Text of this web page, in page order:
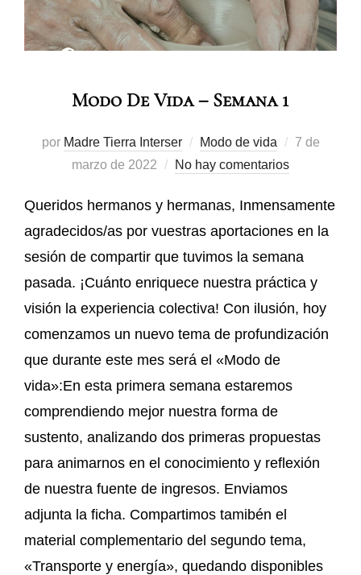
Modo De Vida – Semana 1
por Madre Tierra Interser Modo de vida
7 de
marzo de 2022
No hay comentarios
Queridos hermanos y hermanas, Inmensamente
agradecidos/as por vuestras aportaciones en la
sesión de compartir que tuvimos la semana
pasada. ¡Cuánto enriquece nuestra práctica y
visión la experiencia colectiva! Con ilusión, hoy
comenzamos un nuevo tema de profundización
que durante este mes será el «Modo de
vida»:En esta primera semana estaremos
comprendiendo mejor nuestra forma de
sustento, analizando dos primeras propuestas
para animarnos en el conocimiento y reflexión
de nuestra fuente de ingresos. Enviamos
adjunta la ficha. Compartimos tamibén el
material complementario del segundo tema,
«Transporte y energía», quedando disponibles